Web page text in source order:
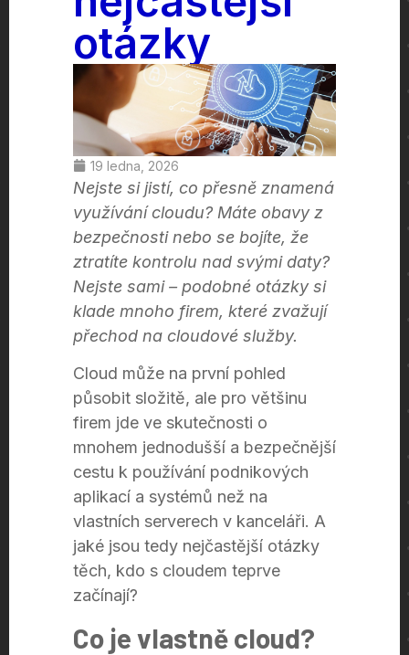
otázky
19 ledna, 2026
Nejste si jistí, co přesně znamená
využívání cloudu? Máte obavy z
bezpečnosti nebo se bojíte, že
ztratíte kontrolu nad svými daty?
Nejste sami – podobné otázky si
klade mnoho firem, které zvažují
přechod na cloudové služby.
Cloud může na první pohled
působit složitě, ale pro většinu
firem jde ve skutečnosti o
mnohem jednodušší a bezpečnější
cestu k používání podnikových
aplikací a systémů než na
vlastních serverech v kanceláři. A
jaké jsou tedy nejčastější otázky
těch, kdo s cloudem teprve
začínají?
Co je vlastně cloud?